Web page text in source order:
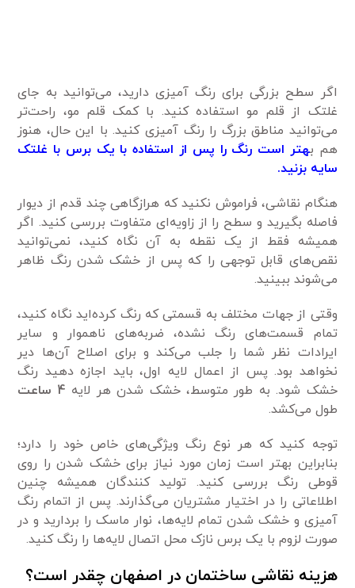
اگر سطح بزرگی برای رنگ آمیزی دارید، می‌توانید به جای
غلتک از قلم مو استفاده کنید. با کمک قلم مو، راحت‌تر
می‌توانید مناطق بزرگ را رنگ آمیزی کنید. با این حال، هنوز
هم بهتر است رنگ را پس از استفاده با یک برس با غلتک
سایه بزنید.
هنگام نقاشی، فراموش نکنید که هرازگاهی چند قدم از دیوار
فاصله بگیرید و سطح را از زاویه‌ای متفاوت بررسی کنید. اگر
همیشه فقط از یک نقطه به آن نگاه کنید، نمی‌توانید
نقص‌های قابل توجهی را که پس از خشک شدن رنگ ظاهر
می‌شوند ببینید.
وقتی از جهات مختلف به قسمتی که رنگ کرده‌اید نگاه کنید،
تمام قسمت‌های رنگ نشده، ضربه‌های ناهموار و سایر
ایرادات نظر شما را جلب می‌کند و برای اصلاح آن‌ها دیر
نخواهد بود. پس از اعمال لایه اول، باید اجازه دهید رنگ
خشک شود. به طور متوسط، خشک شدن هر لایه
طول می‌کشد.
توجه کنید که هر نوع رنگ ویژگی‌های خاص خود را دارد؛
بنابراین بهتر است زمان مورد نیاز برای خشک شدن را روی
قوطی رنگ بررسی کنید. تولید کنندگان همیشه چنین
اطلاعاتی را در اختیار مشتریان می‌گذارند. پس از اتمام رنگ
آمیزی و خشک شدن تمام لایه‌ها، نوار ماسک را بردارید و در
صورت لزوم با یک برس نازک محل اتصال لایه‌ها را رنگ کنید.
هزینه نقاشی ساختمان در اصفهان چقدر است؟